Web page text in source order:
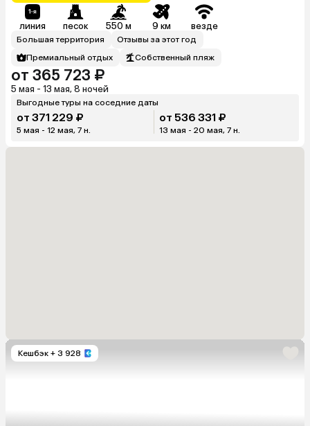
линия песок 550 м 9 км везде
Большая территория
Отзывы за этот год
Премиальный отдых
Собственный пляж
от 365 723 ₽
5 мая - 13 мая, 8 ночей
Выгодные туры на соседние даты
от 371 229 ₽
5 мая - 12 мая, 7 н.
от 536 331 ₽
13 мая - 20 мая, 7 н.
Кешбэк + 3 928